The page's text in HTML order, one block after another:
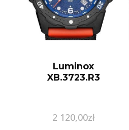
Luminox
XB.3723.R3
2 120,00zł